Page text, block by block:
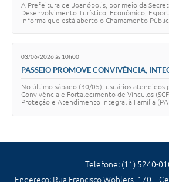
A Prefeitura de Joanópolis, por meio da
Desenvolvimento Turístico, Econômico,
informa que está aberto o Chamamento
03/06/2026 às 10h00
PASSEIO PROMOVE CONVIVÊNCIA,
No último sábado (30/05), usuários atendidos
Convivência e Fortalecimento de Vínculos
Proteção e Atendimento Integral à Família
Telefone: (11) 5240-
Endereço: Rua Francisco Wohlers, 170 –